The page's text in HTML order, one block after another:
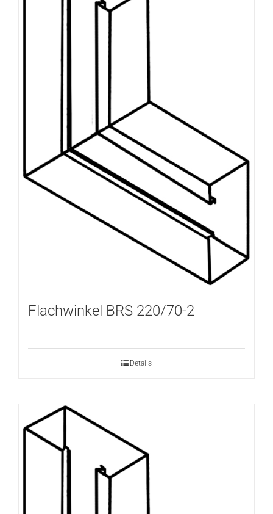
Flachwinkel BRS 220/70-2
Details